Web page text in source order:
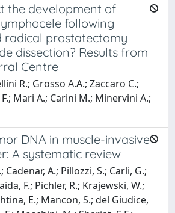
the development of
following
radical prostatectomy
dissection? Results from
Centre
R.; Grosso A.A.; Zaccaro C.;
Mari A.; Carini M.; Minervini A.;
DNA in muscle-invasive
A systematic review
Cadenar, A.; Pillozzi, S.; Carli, G.;
F.; Pichler, R.; Krajewski, W.;
E.; Mancon, S.; del Giudice,